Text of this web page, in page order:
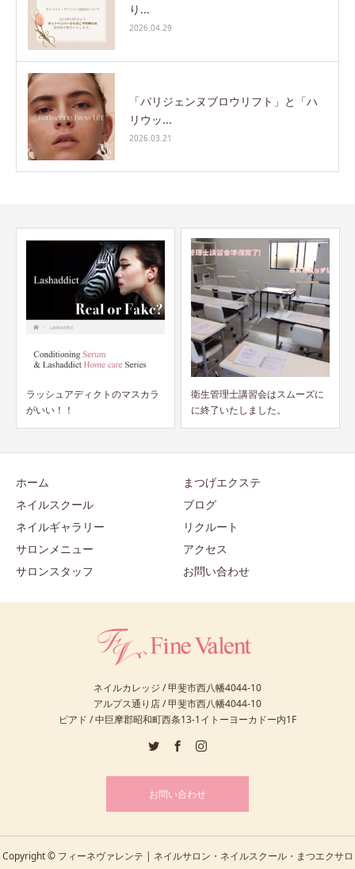
り...
2026.04.29
「パリジェンヌブロウリフト」と「ハ
リウッ...
2026.03.21
衛生管理士講習会はスムーズに
に終了いたしました。
2024年衛生管理士講習会開催い
たします‼
ホーム
ネイルスクール
ネイルギャラリー
サロンメニュー
サロンスタッフ
まつげエクステ
ブログ
リクルート
アクセス
お問い合わせ
ネイルカレッジ / 甲斐市西八幡4044-10
アルプス通り店 / 甲斐市西八幡4044-10
ピアド / 中巨摩郡昭和町西条13-1イトーヨーカドー内1F
お問い合わせ
Copyright © フィーネヴァレンテ | ネイルサロン・ネイルスクール・まつエクサロ